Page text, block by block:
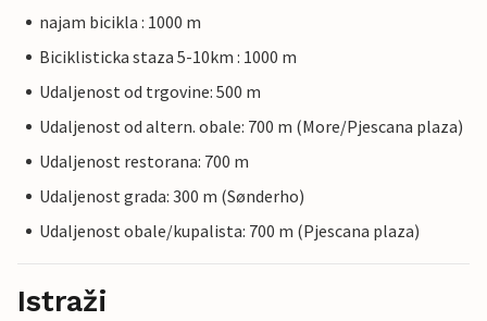
najam bicikla : 1000 m
Biciklisticka staza 5-10km : 1000 m
Udaljenost od trgovine: 500 m
Udaljenost od altern. obale: 700 m (More/Pjescana plaza)
Udaljenost restorana: 700 m
Udaljenost grada: 300 m (Sønderho)
Udaljenost obale/kupalista: 700 m (Pjescana plaza)
Istraži